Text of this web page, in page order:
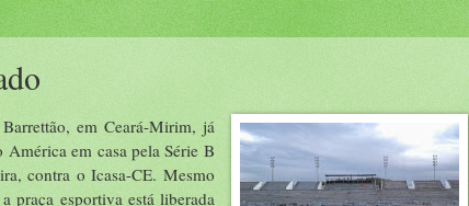
em Ceará-Mirim, já
em casa pela Série B
contra o Icasa-CE. Mesmo
praça esportiva está liberada